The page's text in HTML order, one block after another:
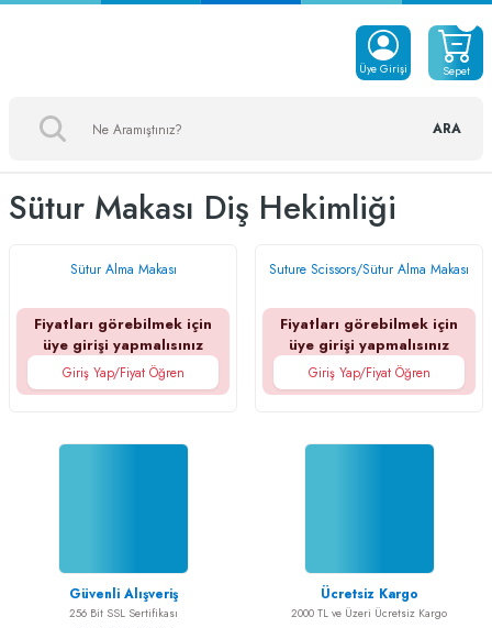
ARA
Üye Girişi Sepet
Sütur Makası Diş Hekimliği
Sütur Alma Makası
Fiyatları görebilmek için
üye girişi yapmalısınız
Giriş Yap/Fiyat Öğren
Suture Scissors/Sütur Alma Makası
Fiyatları görebilmek için
üye girişi yapmalısınız
Giriş Yap/Fiyat Öğren
Güvenli Alışveriş
256 Bit SSL Sertifikası
Ücretsiz Kargo
2000 TL ve Üzeri Ücretsiz Kargo